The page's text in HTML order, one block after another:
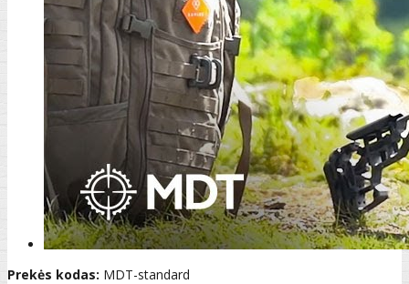
Prekės kodas: MDT-standard